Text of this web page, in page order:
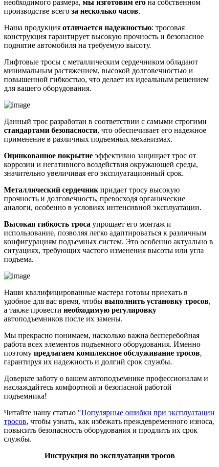
необходимого размера, мы изготовим его на собственном
производстве всего за несколько часов.
Наша продукция отличается надежностью: тросовая
конструкция гарантирует высокую прочность и безопасное
поднятие автомобиля на требуемую высоту.
Лифтовые тросы с металлическим сердечником обладают
минимальным растяжением, высокой долговечностью и
повышенной гибкостью, что делает их идеальным решением
для вашего оборудования.
Данный трос разработан в соответствии с самыми строгими
стандартами безопасности, что обеспечивает его надежное
применение в различных подъемных механизмах.
Оцинкованное покрытие эффективно защищает трос от
коррозии и негативного воздействия окружающей среды,
значительно увеличивая его эксплуатационный срок.
Металлический сердечник придает тросу высокую
прочность и долговечность, превосходя органические
аналоги, особенно в условиях интенсивной эксплуатации.
Высокая гибкость троса упрощает его монтаж и
использование, позволяя легко адаптироваться к различным
конфигурациям подъемных систем. Это особенно актуально в
ситуациях, требующих частого изменения высоты или угла
подъема.
Наши квалифицированные мастера готовы приехать в
удобное для вас время, чтобы выполнить установку тросов,
а также провести необходимую регулировку
автоподъемников после их замены.
Мы прекрасно понимаем, насколько важна бесперебойная
работа всех элементов подъемного оборудования. Именно
поэтому предлагаем комплексное обслуживание тросов,
гарантируя их надежность и долгий срок службы.
Доверьте заботу о вашем автоподъемнике профессионалам и
наслаждайтесь комфортной и безопасной работой
подъемника!
Читайте нашу статью "Популярные ошибки при эксплуатации
тросов, чтобы узнать, как избежать преждевременного износа,
повысить безопасность оборудования и продлить их срок
службы.
Инструкция по эксплуатации тросов